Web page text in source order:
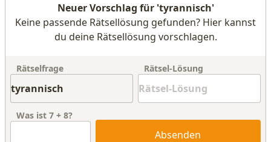
Neuer Vorschlag für 'tyrannisch'
Keine passende Rätsellösung gefunden? Hier kannst
du deine Rätsellösung vorschlagen.
Rätselfrage Rätsel-Lösung
Was ist 7 + 8?
Absenden